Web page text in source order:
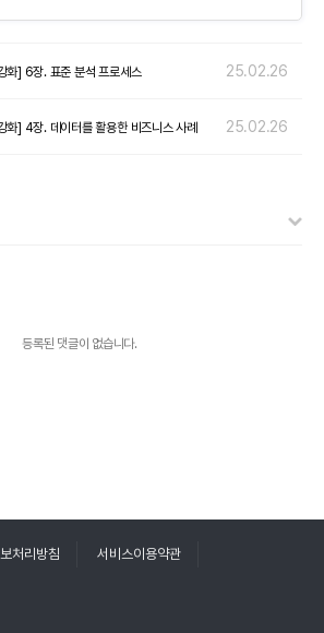
화] 6장. 표준 분석 프로세스 25.02.26
화] 4장. 데이터를 활용한 비즈니스 사례 25.02.26
등록된 댓글이 없습니다.
처리방침
서비스이용약관